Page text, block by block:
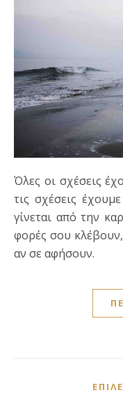
Όλες οι σχέσεις έχουν κάτι να μας δώσουν. Σε όλες
τις σχέσεις
γίνεται από την
φορές σου
αν σε αφήσουν.